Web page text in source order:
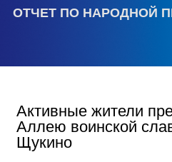
ОТЧЕТ ПО НАРОДНОЙ
Активные жители
Аллею воинской
Щукино